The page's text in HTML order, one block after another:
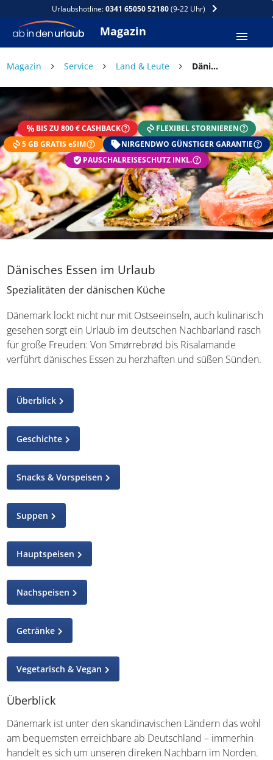
Urlaubshotline:0341 65050 52180(9-22 Uhr)
Magazin
Magazin Service Land & Leute Dänisches Essen im Urlaub
BIS ZU 800 € CASHBACK
FLEXIBEL STORNIEREN
5 GB GRATIS eSIM
NIRGENDWO GÜNSTIGER GARANTIE
PAUSCHALREISESCHUTZ INKL.
Dänisches Essen im Urlaub
Spezialitäten der dänischen Küche
Dänemark lockt nicht nur mit Ostseeinseln, auch
kulinarisch gesehen sorgt ein Urlaub im deutschen
Nachbarland rasch für große Freuden: Von Smørrebrød
bis Risalamande verführt dänisches Essen zu herzhaften
Überblick
Geschichte
Snacks & Vorspeisen
Suppen
Hauptspeisen
Nachspeisen
Getränke
Vegetarisch & Vegan
Dänemark ist unter den skandinavischen Ländern das
wohl am bequemsten erreichbare ab Deutschland –
DEIN SOMMER ZAHLT SICH
AUS
Exklusiv: Nur in der ab in den urlaub App
☀️ Bis zu 1.000 € Sommer Cashback
📱 App gratis herunterladen
🧝 Konto anlegen oder einloggen
✅ Sommer Cashback ist automatisch aktiviert